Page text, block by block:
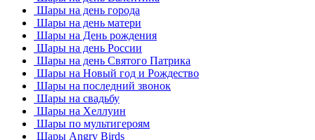
Шары на день города
Шары на день матери
Шары на День рождения
Шары на день России
Шары на день Святого Патрика
Шары на Новый год и Рождество
Шары на последний звонок
Шары на свадьбу
Шары на Хеллуин
Шары по мультигероям
Шары Angry Birds